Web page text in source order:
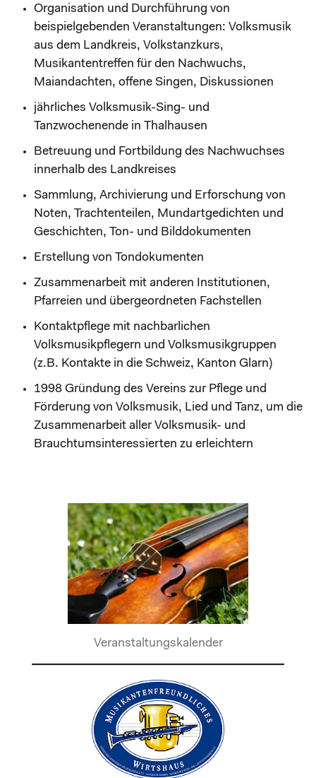
Organisation und Durchführung von
beispielgebenden Veranstaltungen: Volksmusik
aus dem Landkreis, Volkstanzkurs,
Musikantentreffen für den Nachwuchs,
Maiandachten, offene Singen, Diskussionen
jährliches Volksmusik-Sing- und
Tanzwochenende in Thalhausen
Betreuung und Fortbildung des Nachwuchses
innerhalb des Landkreises
Sammlung, Archivierung und Erforschung von
Noten, Trachtenteilen, Mundartgedichten und
Geschichten, Ton- und Bilddokumenten
Erstellung von Tondokumenten
Zusammenarbeit mit anderen Institutionen,
Pfarreien und übergeordneten Fachstellen
Kontaktpflege mit nachbarlichen
Volksmusikpflegern und Volksmusikgruppen
(z.B. Kontakte in die Schweiz, Kanton Glarn)
1998 Gründung des Vereins zur Pflege und
Förderung von Volksmusik, Lied und Tanz, um die
Zusammenarbeit aller Volksmusik- und
Brauchtumsinteressierten zu erleichtern
Veranstaltungskalender